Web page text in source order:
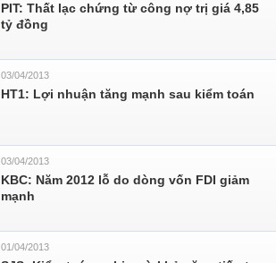
PIT: Thất lạc chứng từ công nợ trị giá 4,85
tỷ đồng
03/04/2013
HT1: Lợi nhuận tăng mạnh sau kiểm toán
03/04/2013
KBC: Năm 2012 lỗ do dòng vốn FDI giảm
mạnh
01/04/2013